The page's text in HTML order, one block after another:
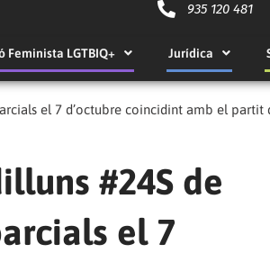
935 120 481
Feminista LGTBIQ+ Jurídica
el 7 d’octubre coincidint amb el partit
#24S de
el 7